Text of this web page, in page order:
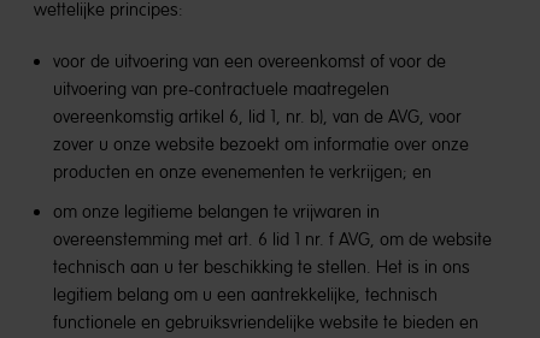
wettelijke principes:
voor de uitvoering van een overeenkomst of voor de
uitvoering van pre-contractuele maatregelen
overeenkomstig artikel 6, lid 1, nr. b), van de AVG, voor
zover u onze website bezoekt om informatie over onze
producten en onze evenementen te verkrijgen; en
om onze legitieme belangen te vrijwaren in
overeenstemming met art. 6 lid 1 nr. f AVG, om de website
technisch aan u ter beschikking te stellen. Het is in ons
legitiem belang om u een aantrekkelijke, technisch
functionele en gebruiksvriendelijke website te bieden en